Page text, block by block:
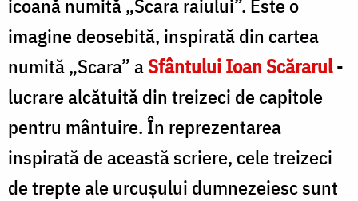
icoană numită „Scara raiului”. Este o
imagine deosebită, inspirată din cartea
numită „Scara” aSfântului Ioan Scărarul-
lucrare alcătuită din treizeci de capitole
pentru mântuire. În reprezentarea
inspirată de această scriere, cele treizeci
de trepte ale urcușului dumnezeiesc sunt